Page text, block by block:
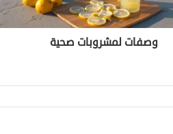
5 طرق للتعامل مع اضطراب فرط الحركة
ونقص الانتباه
وصفات لمشروبات صحية